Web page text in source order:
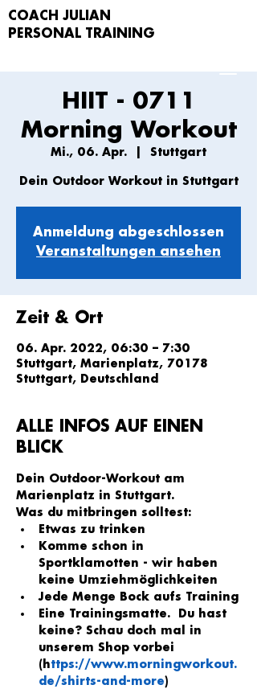
COACH JULIAN
PERSONAL TRAIN
ING
HIIT - 0711
Morning Workout
Mi., 06. Apr. Stuttgart
Dein Outdoor Workout in Stuttgart
Anmeldung abgeschlossen
Veranstaltungen ansehen
Zeit & Ort
06. Apr. 2022, 06:30 – 7:30
Stuttgart, Marienplatz, 70178
Stuttgart, Deutschland
ALLE INFOS AUF EINEN
BLICK
Dein Outdoor-Workout am
Marienplatz in Stuttgart.
Was du mitbringen solltest:
Etwas zu trinken
Komme schon in
Sportklamotten - wir haben
keine Umziehmöglichkeiten
Jede Menge Bock aufs Training
Eine Trainingsmatte.  Du hast
keine? Schau doch mal in
unserem Shop vorbei
(https://www.morningworkout.
de/shirts-and-more)